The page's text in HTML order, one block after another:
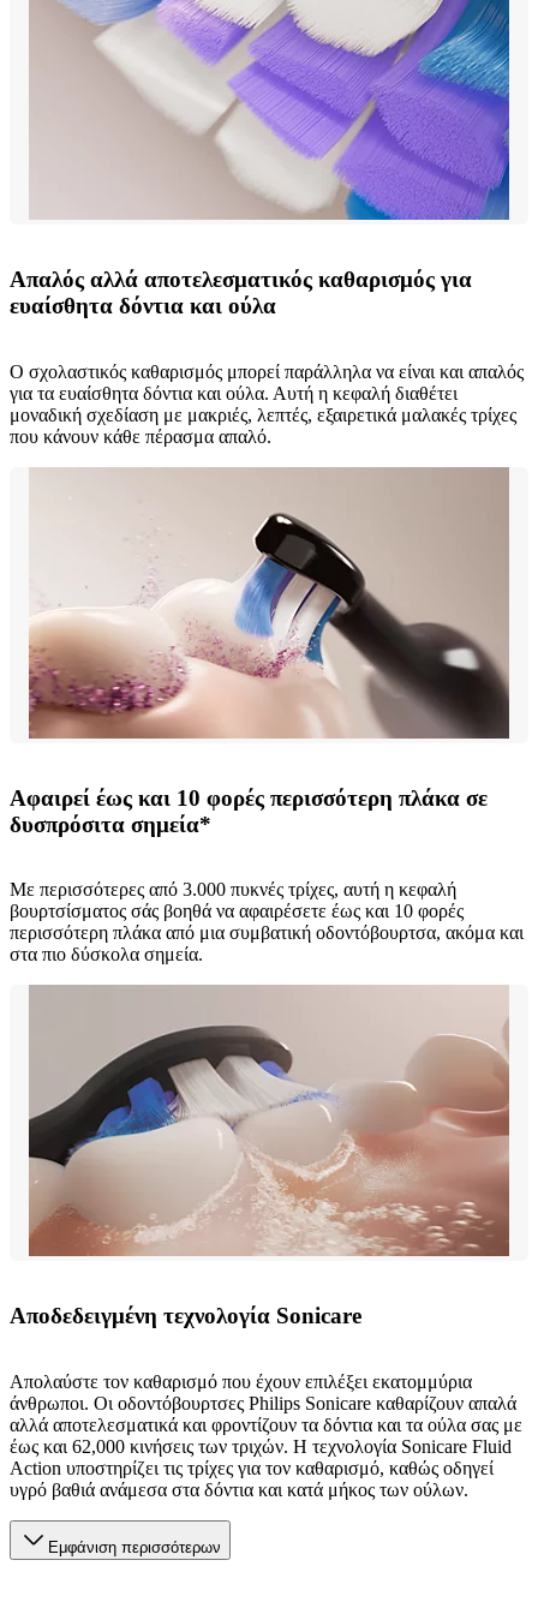
Απαλός αλλά αποτελεσματικός καθαρισμός για
ευαίσθητα δόντια και ούλα
Ο σχολαστικός καθαρισμός μπορεί παράλληλα να είναι και απαλός
για τα ευαίσθητα δόντια και ούλα. Αυτή η κεφαλή διαθέτει
μοναδική σχεδίαση με μακριές, λεπτές, εξαιρετικά μαλακές τρίχες
που κάνουν κάθε πέρασμα απαλό.
Αφαιρεί έως και 10 φορές περισσότερη πλάκα σε
δυσπρόσιτα σημεία*
Με περισσότερες από 3.000 πυκνές τρίχες, αυτή η κεφαλή
βουρτσίσματος σάς βοηθά να αφαιρέσετε έως και 10 φορές
περισσότερη πλάκα από μια συμβατική οδοντόβουρτσα, ακόμα και
στα πιο δύσκολα σημεία.
Αποδεδειγμένη τεχνολογία Sonicare
Απολαύστε τον καθαρισμό που έχουν επιλέξει εκατομμύρια
άνθρωποι. Οι οδοντόβουρτσες Philips Sonicare καθαρίζουν απαλά
αλλά αποτελεσματικά και φροντίζουν τα δόντια και τα ούλα σας με
έως και 62,000 κινήσεις των τριχών. Η τεχνολογία Sonicare Fluid
Action υποστηρίζει τις τρίχες για τον καθαρισμό, καθώς οδηγεί
υγρό βαθιά ανάμεσα στα δόντια και κατά μήκος των ούλων.
Εμφάνιση περισσότερων